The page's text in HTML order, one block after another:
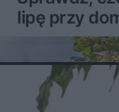
lipę przy